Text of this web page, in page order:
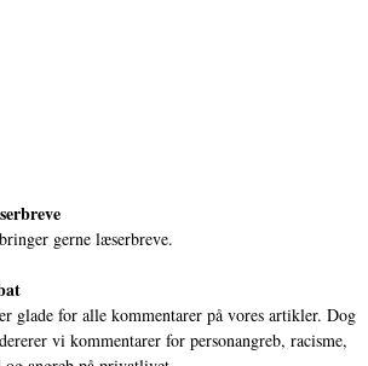
gerne læserbreve.
glade for alle kommentarer på vores artikler. Dog
vi kommentarer for personangreb, racisme,